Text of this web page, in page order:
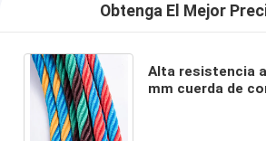
Obtenga El Mejor
Alta resistencia
mm cuerda de